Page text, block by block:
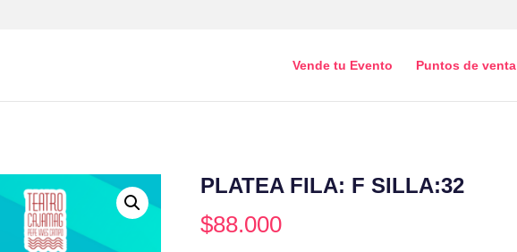
Vende tu Evento Puntos de venta
PLATEA FILA: F SILLA:32
$88.000